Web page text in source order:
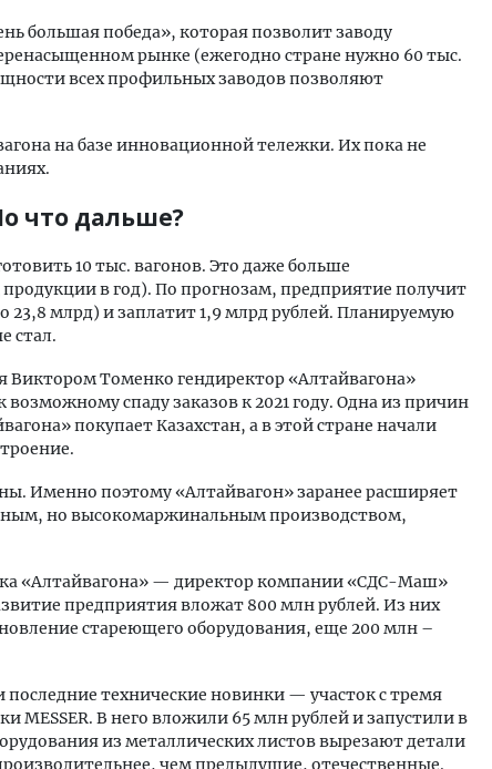
большая победа», которая позволит заводу
рынке (ежегодно стране нужно 60 тыс.
всех профильных заводов позволяют
на базе инновационной тележки. Их пока не
что дальше?
10 тыс. вагонов. Это даже больше
в год). По прогнозам, предприятие получит
23,8 млрд) и заплатит 1,9 млрд рублей. Планируемую
стал.
Виктором Томенко гендиректор «Алтайвагона»
спаду заказов к 2021 году. Одна из причин
покупает Казахстан, а в этой стране начали
Именно поэтому «Алтайвагон» заранее расширяет
но высокомаржинальным производством,
«Алтайвагона» — директор компании «СДС-Маш»
предприятия вложат 800 млн рублей. Из них
стареющего оборудования, еще 200 млн –
технические новинки — участок с тремя
В него вложили 65 млн рублей и запустили в
из металлических листов вырезают детали
чем предыдущие, отечественные.